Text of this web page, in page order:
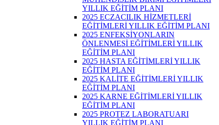
YILLIK EĞİTİM PLANI
2025 ECZACILIK HİZMETLERİ
EĞİTİMLERİ YILLIK EĞİTİM PLANI
2025 ENFEKSİYONLARIN
ÖNLENMESİ EĞİTİMLERİ YILLIK
EĞİTİM PLANI
2025 HASTA EĞİTİMLERİ YILLIK
EĞİTİM PLANI
2025 KALİTE EĞİTİMLERİ YILLIK
EĞİTİM PLANI
2025 KARNE EĞİTİMLERİ YILLIK
EĞİTİM PLANI
2025 PROTEZ LABORATUARI
YILLIK EĞİTİM PLANI